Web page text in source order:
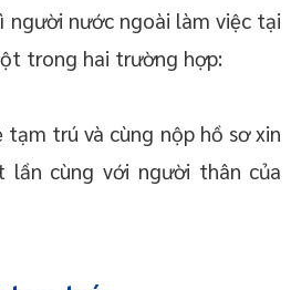
nước ngoài làm việc tại
trong hai trường hợp:
trú và cùng nộp hồ sơ xin
cùng với người thân của